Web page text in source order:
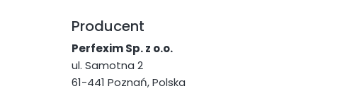
Producent
Perfexim Sp. z o.o.
ul. Samotna 2
61-441 Poznań, Polska